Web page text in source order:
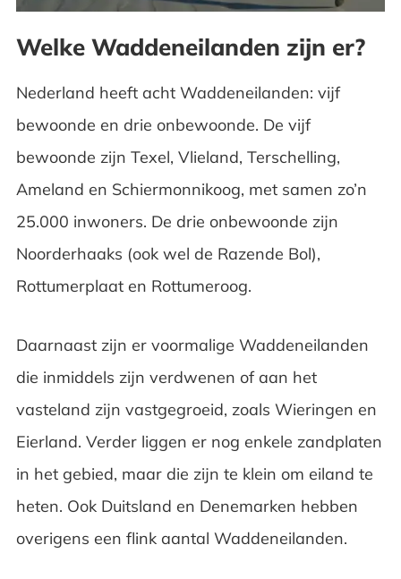
Welke Waddeneilanden zijn er?
Nederland heeft acht Waddeneilanden: vijf
bewoonde en drie onbewoonde. De vijf
bewoonde zijn Texel, Vlieland, Terschelling,
Ameland en Schiermonnikoog, met samen zo’n
25.000 inwoners. De drie onbewoonde zijn
Noorderhaaks (ook wel de Razende Bol),
Rottumerplaat en Rottumeroog.
Daarnaast zijn er voormalige Waddeneilanden
die inmiddels zijn verdwenen of aan het
vasteland zijn vastgegroeid, zoals Wieringen en
Eierland. Verder liggen er nog enkele zandplaten
in het gebied, maar die zijn te klein om eiland te
heten. Ook Duitsland en Denemarken hebben
overigens een flink aantal Waddeneilanden.